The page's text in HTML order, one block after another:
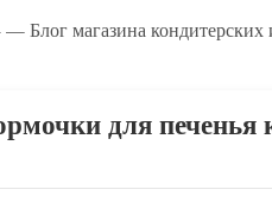
Блог магазина кондитерских
для печенья